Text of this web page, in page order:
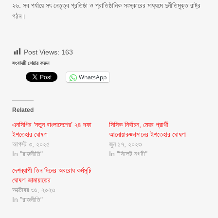
২৬. সব পর্যায়ে সৎ নেতৃত্ব প্রতিষ্ঠা ও প্রাতিষ্ঠানিক সংস্কারের মাধ্যমে দুর্নীতিমুক্ত রাষ্ট্র
গঠন।
Post Views: 163
সংবাদটি শেয়ার করুন
WhatsApp
Related
এনসিপির ‘নতুন বাংলাদেশের’ ২৪ দফা
ইশতেহার ঘোষণা
আগস্ট ৩, ২০২৫
In "রাজনীতি"
সিসিক নির্বাচন, মেয়র প্রার্থী
আনোয়ারুজ্জামানের ইশতেহার ঘোষণা
জুন ১৭, ২০২৩
In "সিলেট নগরী"
দেশব্যাপী তিন দিনের অবরোধ কর্মসূচি
ঘোষণা জামায়াতের
অক্টোবর ৩১, ২০২৩
In "রাজনীতি"